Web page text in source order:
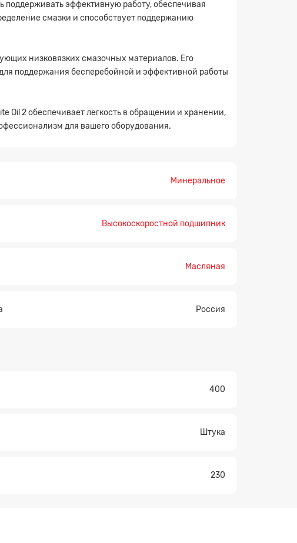
эффективную работу, обеспечивая
смазки и способствует поддержанию
низковязких смазочных материалов. Его
поддержания бесперебойной и эффективной работы
2 обеспечивает легкость в обращении и хранении,
для вашего оборудования.
Минеральное
Высокоскоростной подшипник
Масляная
Россия
400
Штука
230